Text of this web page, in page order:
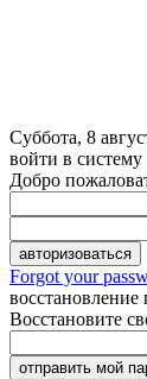
Суббота, 8
войти в систему
Добро
Forgot your
восстановление
Восстановите